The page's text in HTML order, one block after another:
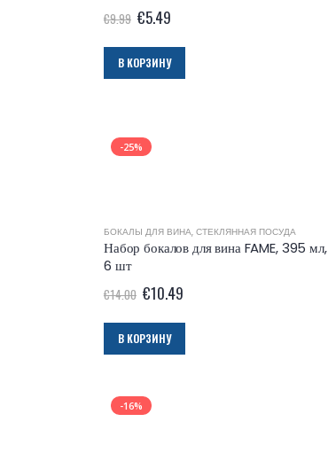
€9.99 €5.49
В КОРЗИНУ
-25%
БОКАЛЫ ДЛЯ ВИНА, СТЕКЛЯННАЯ ПОСУДА
Набор бокалов для вина FAME, 395 мл,
6 шт
€14.00 €10.49
В КОРЗИНУ
-16%